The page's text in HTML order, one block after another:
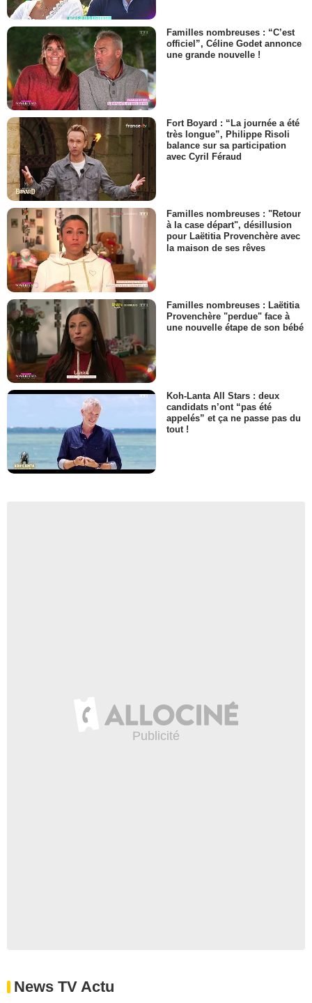
Familles nombreuses : “C’est
officiel”, Céline Godet annonce
une grande nouvelle !
Fort Boyard : “La journée a été
très longue”, Philippe Risoli
balance sur sa participation
avec Cyril Féraud
Familles nombreuses : "Retour
à la case départ", désillusion
pour Laëtitia Provenchère avec
la maison de ses rêves
Familles nombreuses : Laëtitia
Provenchère "perdue" face à
une nouvelle étape de son bébé
Koh-Lanta All Stars : deux
candidats n’ont “pas été
appelés” et ça ne passe pas du
tout !
News TV Actu